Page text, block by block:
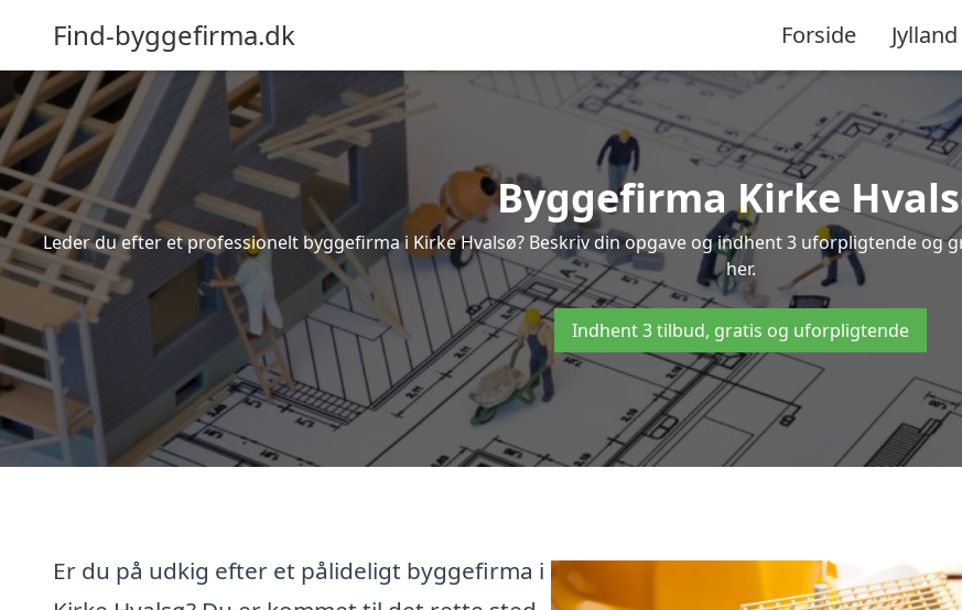
Find-byggefirma.dk Forside Jylland
Byggefirma Kirke
Leder du efter et professionelt byggefirma i Kirke Hvalsø? Beskriv din opgave og indhent 3 uforpligtende og
her.
Indhent 3 tilbud, gratis og uforpligtende
Er du på udkig efter et pålideligt byggefirma i